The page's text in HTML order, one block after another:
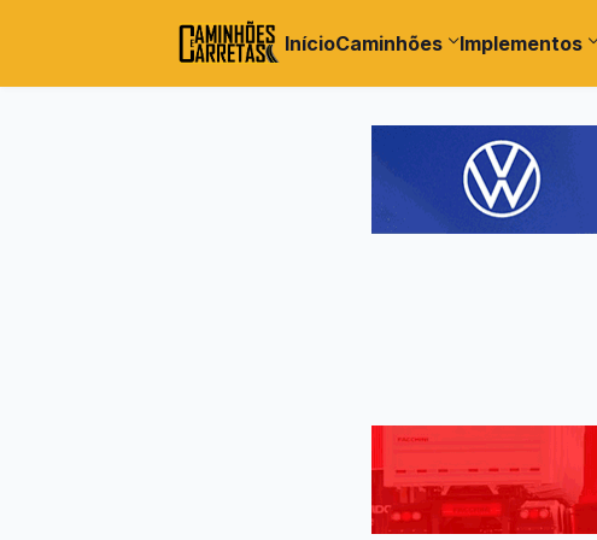
InícioCaminhões Implementos